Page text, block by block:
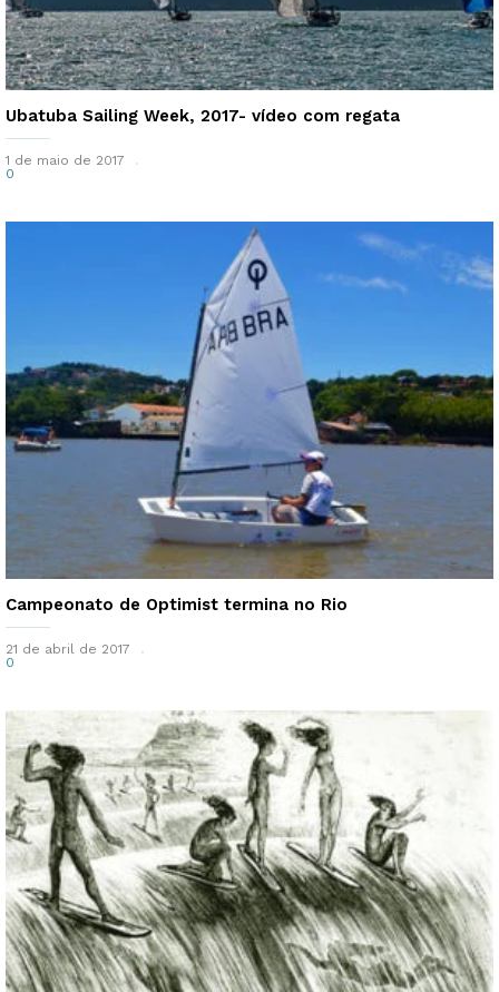
Ubatuba Sailing Week, 2017- vídeo com regata
1 de maio de 2017
0
Campeonato de Optimist termina no Rio
21 de abril de 2017
0